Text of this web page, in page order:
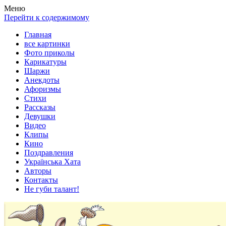
Весела хата — прикольные картинки, смешные истории, клипы!
Покажем всем ваши фото приколы, карикатуры, шаржи, стихи,
Меню
Перейти к содержимому
Главная
все картинки
Фото приколы
Карикатуры
Шаржи
Анекдоты
Афоризмы
Стихи
Рассказы
Девушки
Видео
Клипы
Кино
Поздравления
Українська Хата
Авторы
Контакты
Не губи талант!